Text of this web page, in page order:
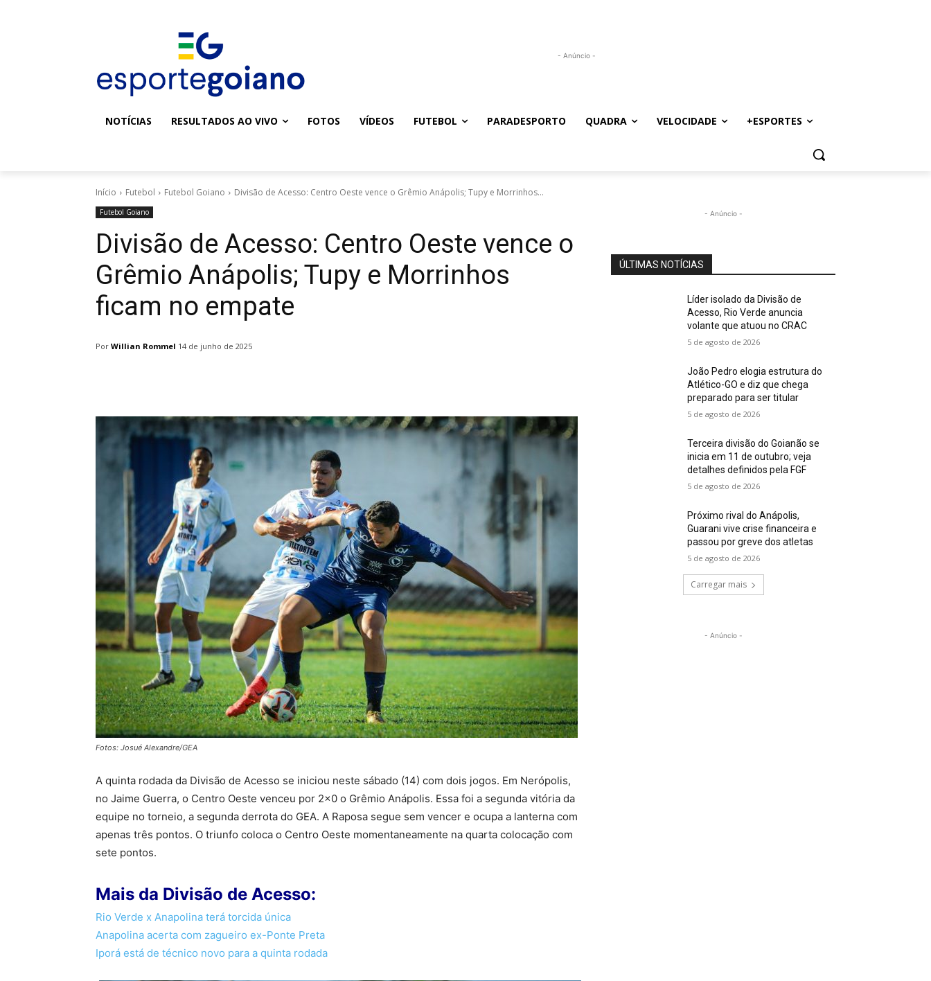
- Anúncio -
NOTÍCIAS RESULTADOS AO VIVO FOTOS VÍDEOS FUTEBOL PARADESPORTO QUADRA VELOCIDADE +ESPORTES
Início Futebol Futebol Goiano Divisão de Acesso: Centro Oeste vence o Grêmio Anápolis; Tupy e Morrinhos...
Futebol Goiano
Divisão de Acesso: Centro Oeste vence o
Grêmio Anápolis; Tupy e Morrinhos
ficam no empate
Por Willian Rommel 14 de junho de 2025
Fotos: Josué Alexandre/GEA
A quinta rodada da Divisão de Acesso se iniciou neste sábado (14) com dois jogos. Em Nerópolis,
no Jaime Guerra, o Centro Oeste venceu por 2×0 o Grêmio Anápolis. Essa foi a segunda vitória da
equipe no torneio, a segunda derrota do GEA. A Raposa segue sem vencer e ocupa a lanterna com
apenas três pontos. O triunfo coloca o Centro Oeste momentaneamente na quarta colocação com
sete pontos.
Mais da Divisão de Acesso:
Rio Verde x Anapolina terá torcida única
Anapolina acerta com zagueiro ex-Ponte Preta
Iporá está de técnico novo para a quinta rodada
- Anúncio -
ÚLTIMAS NOTÍCIAS
Líder isolado da Divisão de
Acesso, Rio Verde anuncia
volante que atuou no CRAC
5 de agosto de 2026
João Pedro elogia estrutura do
Atlético-GO e diz que chega
preparado para ser titular
5 de agosto de 2026
Terceira divisão do Goianão se
inicia em 11 de outubro; veja
detalhes definidos pela FGF
5 de agosto de 2026
Próximo rival do Anápolis,
Guarani vive crise financeira e
passou por greve dos atletas
5 de agosto de 2026
Carregar mais
- Anúncio -